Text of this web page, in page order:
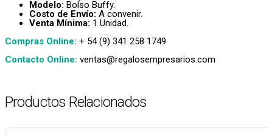
Modelo: Bolso Buffy.
Costo de Envío: A convenir.
Venta Mínima: 1 Unidad.
Compras Online: + 54 (9) 341 258 1749
Contacto Online: ventas@regalosempresarios.com
Productos Relacionados